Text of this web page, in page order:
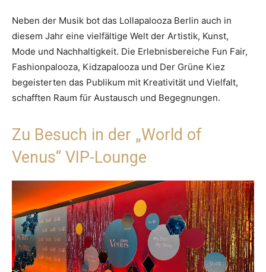
Neben der Musik bot das Lollapalooza Berlin auch in
diesem Jahr eine vielfältige Welt der Artistik, Kunst,
Mode und Nachhaltigkeit. Die Erlebnisbereiche Fun Fair,
Fashionpalooza, Kidzapalooza und Der Grüne Kiez
begeisterten das Publikum mit Kreativität und Vielfalt,
schafften Raum für Austausch und Begegnungen.
Zu Besuch in der „World of
Venus“ VIP-Lounge